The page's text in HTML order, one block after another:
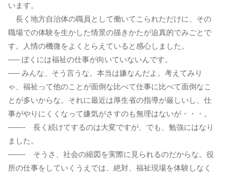
います。
長く地方自治体の職員として働いてこられただけに、その
職場での体験を生かした情景の描きかたが迫真的でみごとで
す。人情の機微をよくとらえていると感心しました。
—– ぼくには福祉の仕事が向いていないんです。
—– みんな、そう言うな。本当は嫌なんだよ。考えてみり
ゃ、福祉って他のことが面倒な比べて仕事に比べて面倒なこ
とが多いからな。それに最近は厚生省の指導が厳しいし、仕
事がやりにくくなって嫌気がさすのも無理はないが・・・。
——- 長く続けてするのは大変ですが、でも、勉強にはなり
ました。
——- そうさ、社会の縮図を実際に見られるのだからな。役
所の仕事をしていくうえでは、絶対、福祉現場を体験しなく